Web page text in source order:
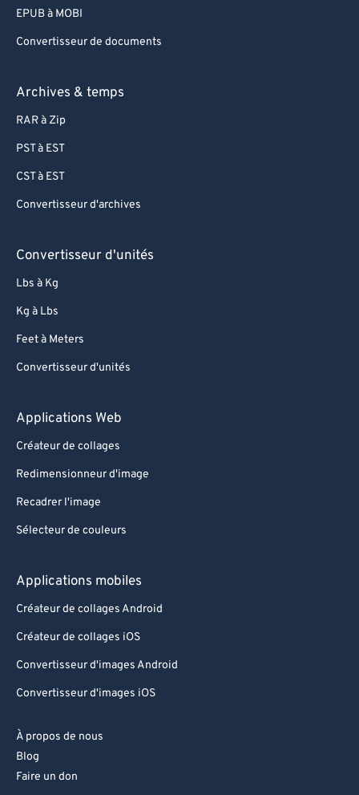
EPUB à MOBI
Convertisseur de documents
Archives & temps
RAR à Zip
PST à EST
CST à EST
Convertisseur d'archives
Convertisseur d'unités
Lbs à Kg
Kg à Lbs
Feet à Meters
Convertisseur d'unités
Applications Web
Créateur de collages
Redimensionneur d'image
Recadrer l'image
Sélecteur de couleurs
Applications mobiles
Créateur de collages Android
Créateur de collages iOS
Convertisseur d'images Android
Convertisseur d'images iOS
À propos de nous
Blog
Faire un don